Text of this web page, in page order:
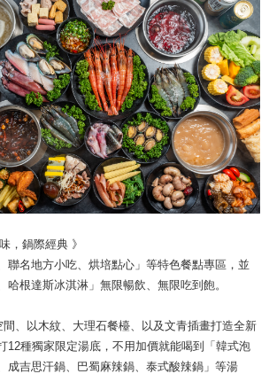
，鍋際經典 》
聯名地方小吃、烘培點心」等特色餐點專區，並
哈根達斯冰淇淋」無限暢飲、無限吃到飽。
、以木紋、大理石餐檯、以及文青插畫打造全新
12種獨家限定湯底，不用加價就能喝到「韓式泡
成吉思汗鍋、巴蜀麻辣鍋、泰式酸辣鍋」等湯